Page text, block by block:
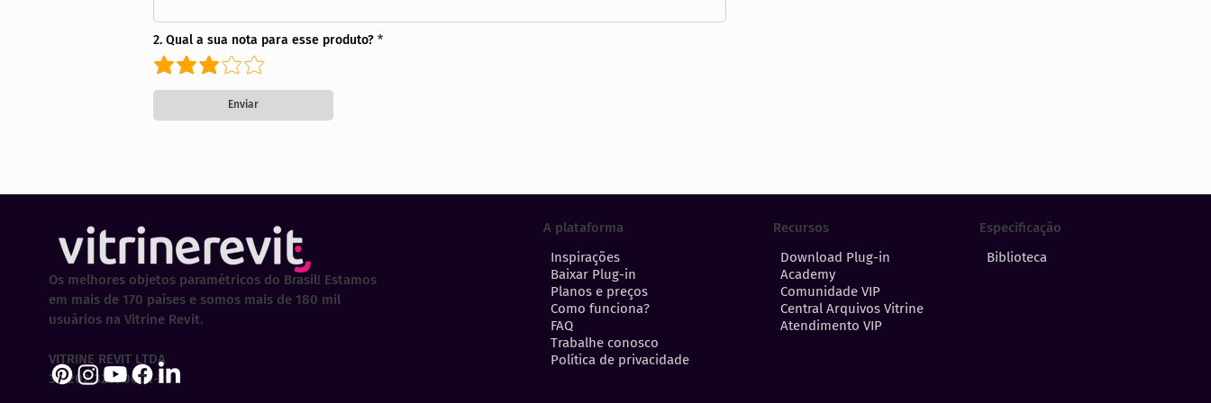
2. Qual a sua nota para esse produto?
Enviar
A plataforma
Inspirações
Baixar Plug-in
Planos e preços
Como funciona?
FAQ
Trabalhe conosco
Política de privacidade
Recursos
Download Plug-in
Academy
Comunidade VIP
Central Arquivos Vitrine
Atendimento VIP
Especificação
Biblioteca
Os melhores objetos paramétricos do Brasil! Estamos
em mais de 170 países e somos mais de 180 mil
usuários na Vitrine Revit.
VITRINE REVIT LTDA
30.202.323/0001-29